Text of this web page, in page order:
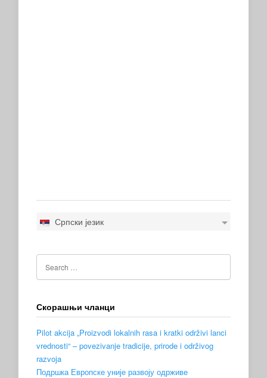
Српски језик
Скорашњи чланци
Pilot akcija „Proizvodi lokalnih rasa i kratki održivi lanci
vrednosti“ – povezivanje tradicije, prirode i održivog
razvoja
Подршка Европске уније развоју одрживе